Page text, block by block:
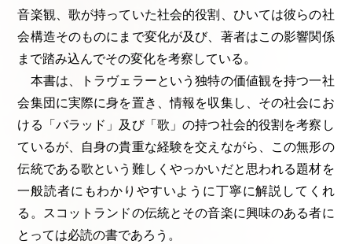
音楽観、歌が持っていた社会的役割、ひいては彼らの社
会構造そのものにまで変化が及び、著者はこの影響関係
まで踏み込んでその変化を考察している。
本書は、トラヴェラーという独特の価値観を持つ一社
会集団に実際に身を置き、情報を収集し、その社会にお
ける「バラッド」及び「歌」の持つ社会的役割を考察し
ているが、自身の貴重な経験を交えながら、この無形の
伝統である歌という難しくやっかいだと思われる題材を
一般読者にもわかりやすいように丁寧に解説してくれ
る。スコットランドの伝統とその音楽に興味のある者に
とっては必読の書であろう。